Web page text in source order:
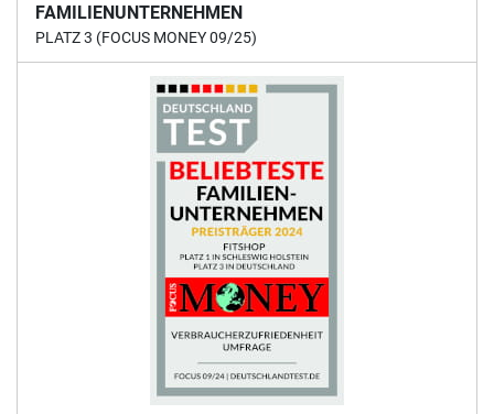
FAMILIENUNTERNEHMEN
PLATZ 3 (FOCUS MONEY 09/25)